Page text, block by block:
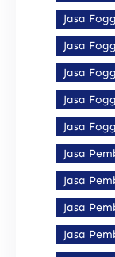
Jasa
Jasa
Jasa
Jasa
Jasa
Jasa
Jasa
Jasa
Jasa